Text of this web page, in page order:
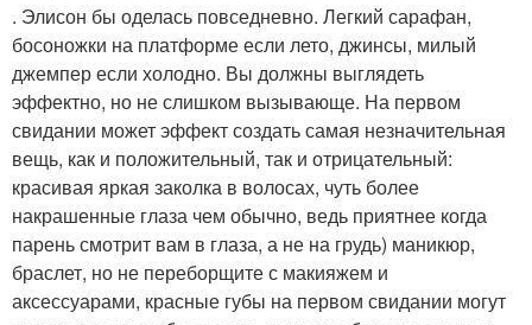
. Элисон бы оделась повседневно. Легкий сарафан,
босоножки на платформе если лето, джинсы, милый
джемпер если холодно. Вы должны выглядеть
эффектно, но не слишком вызывающе. На первом
свидании может эффект создать самая незначительная
вещь, как и положительный, так и отрицательный:
красивая яркая заколка в волосах, чуть более
накрашенные глаза чем обычно, ведь приятнее когда
парень смотрит вам в глаза, а не на грудь) маникюр,
браслет, но не переборщите с макияжем и
аксессуарами, красные губы на первом свидании могут